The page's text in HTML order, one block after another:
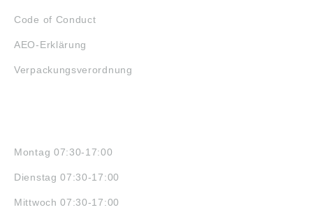
Code of Conduct
AEO-Erklärung
Verpackungsverordnung
Montag 07:30-17:00
Dienstag 07:30-17:00
Mittwoch 07:30-17:00